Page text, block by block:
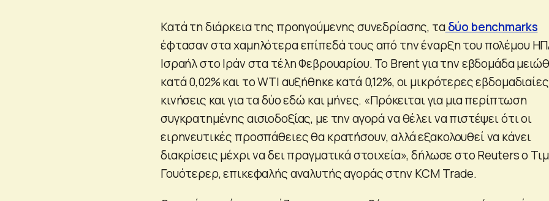
Κατά τη διάρκεια της προηγούμενης συνεδρίασης, ταδύο benchmarks
έφτασαν στα χαμηλότερα επίπεδά τους από την έναρξη του πολέμου
Ισραήλ στο Ιράν στα τέλη Φεβρουαρίου. Το Brent για την εβδομάδα
κατά 0,02% και το WTI αυξήθηκε κατά 0,12%, οι μικρότερες εβδομαδιαίες
κινήσεις και για τα δύο εδώ και μήνες. «Πρόκειται για μια περίπτωση
συγκρατημένης αισιοδοξίας, με την αγορά να θέλει να πιστέψει ότι οι
ειρηνευτικές προσπάθειες θα κρατήσουν, αλλά εξακολουθεί να κάνει
διακρίσεις μέχρι να δει πραγματικά στοιχεία», δήλωσε στο Reuters ο Τιμ
Γουότερερ, επικεφαλής αναλυτής αγοράς στην KCM Trade.